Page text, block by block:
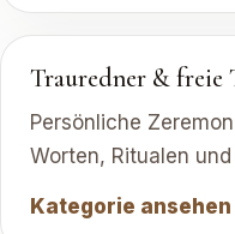
Trauredner & freie
Persönliche
Worten, Ritualen
Kategorie ansehen